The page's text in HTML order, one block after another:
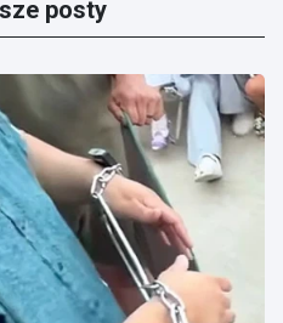
posty